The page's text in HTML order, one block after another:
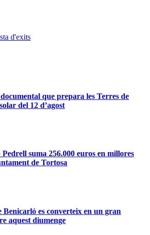
que prepara les Terres de
del 12 d’agost
suma 256.000 euros en millores
de Tortosa
es converteix en un gran
aquest diumenge